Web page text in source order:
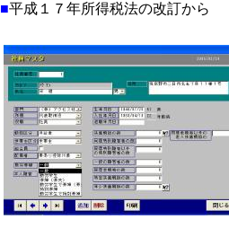
■平成１７年所得税法の改訂から